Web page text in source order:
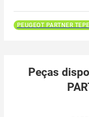
PEUGEOT PARTNER
Peças